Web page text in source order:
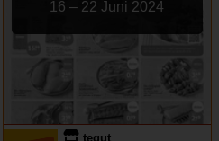
16 – 22 Juni 2024
tegut